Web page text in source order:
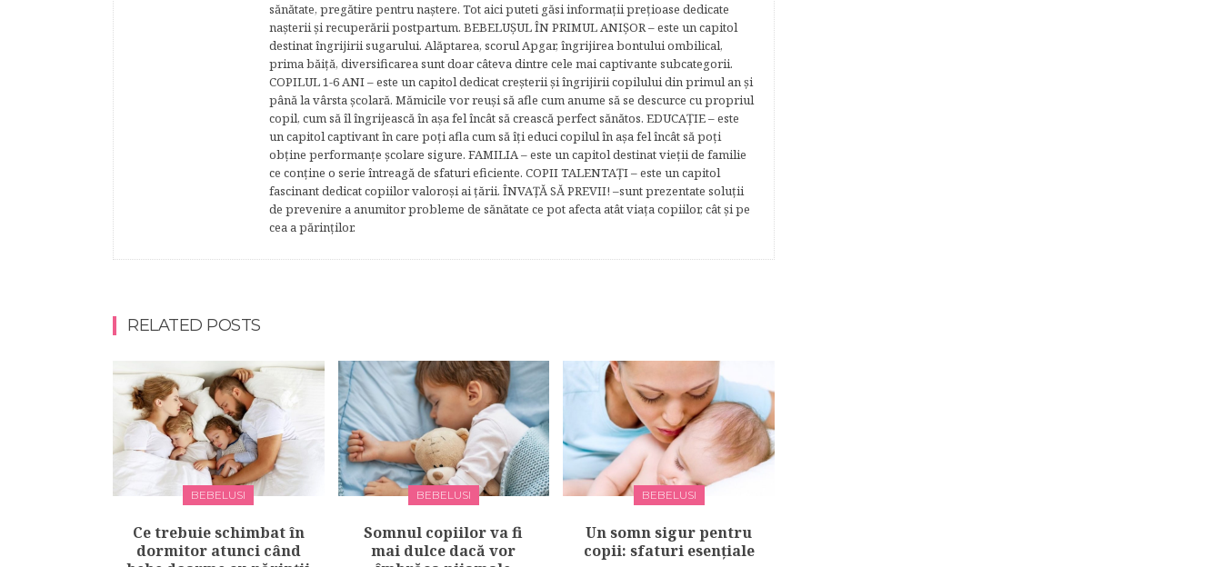
sănătate, pregătire pentru naştere. Tot aici puteti găsi informaţii preţioase dedicate
naşterii şi recuperării postpartum. BEBELUŞUL ÎN PRIMUL ANIŞOR – este un capitol
destinat îngrijirii sugarului. Alăptarea, scorul Apgar, îngrijirea bontului ombilical,
prima băiţă, diversificarea sunt doar câteva dintre cele mai captivante subcategorii.
COPILUL 1-6 ANI – este un capitol dedicat creşterii şi îngrijirii copilului din primul an şi
până la vârsta şcolară. Mămicile vor reuşi să afle cum anume să se descurce cu propriul
copil, cum să îl îngrijească în aşa fel încât să crească perfect sănătos. EDUCAŢIE – este
un capitol captivant în care poţi afla cum să îţi educi copilul în aşa fel încât să poţi
obţine performanţe şcolare sigure. FAMILIA – este un capitol destinat vieţii de familie
ce conţine o serie întreagă de sfaturi eficiente. COPII TALENTAŢI – este un capitol
fascinant dedicat copiilor valoroși ai țării. ÎNVAŢĂ SĂ PREVII! –sunt prezentate soluţii
de prevenire a anumitor probleme de sănătate ce pot afecta atât viaţa copiilor, cât şi pe
cea a părinţilor.
RELATED POSTS
BEBELUSI
Ce trebuie schimbat în
dormitor atunci când
BEBELUSI
Somnul copiilor va fi
mai dulce dacă vor
BEBELUSI
Un somn sigur pentru
copii: sfaturi esențiale